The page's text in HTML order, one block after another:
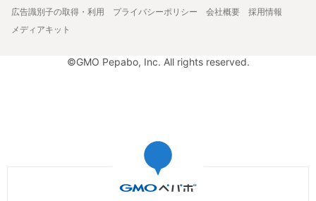
広告識別子の取得・利用
プライバシーポリシー 会社概要
採用情報
メディアキット
©GMO Pepabo, Inc. All rights reserved.